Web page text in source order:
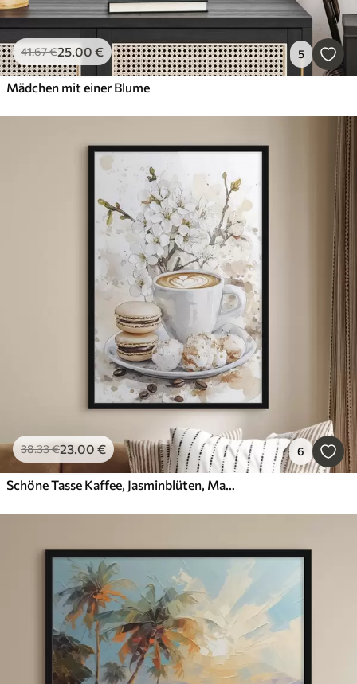
41.67€25.00 € 5
Mädchen mit einer Blume
38.33€23.00 € 6
Schöne Tasse Kaffee, Jasminblüten, Makronen, weiche Aquarellfarben